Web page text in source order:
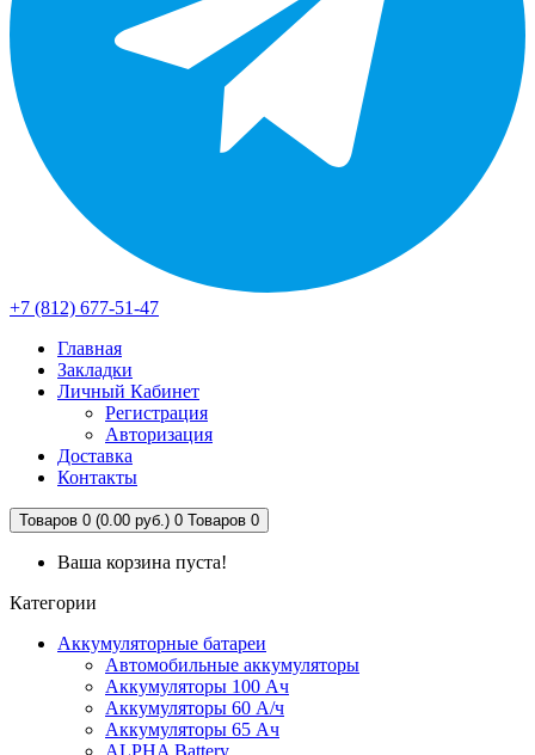
+7 (812) 677-51-47
Главная
Закладки
Личный Кабинет
Регистрация
Авторизация
Доставка
Контакты
Товаров 0 (0.00 руб.) 0 Товаров 0
Ваша корзина пуста!
Категории
Аккумуляторные батареи
Автомобильные аккумуляторы
Аккумуляторы 100 Ач
Аккумуляторы 60 А/ч
Аккумуляторы 65 Ач
ALPHA Battery